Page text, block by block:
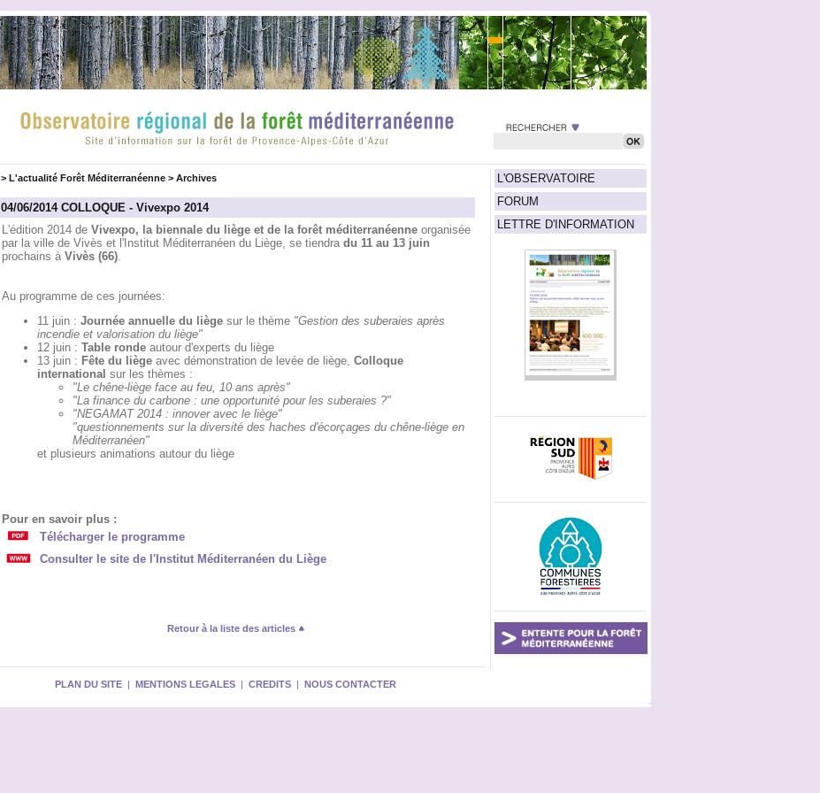
L'OBSERVATOIRE
FORUM
LETTRE D'INFORMATION
> L'actualité Forêt Méditerranéenne> Archives
04/06/2014 COLLOQUE - Vivexpo 2014
L'édition 2014 de Vivexpo, la biennale du liège et de la forêt méditerranéenneorganisée
par la ville de Vivès et l'Institut Méditerranéen du Liège, se tiendra du 11 au 13 juin
prochains à Vivès (66).
Au programme de ces journées:
11 juin : Journée annuelle du liègesur le thème "Gestion des suberaies après
incendie et valorisation du liège"
12 juin : Table rondeautour d'experts du liège
13 juin : Fête du liègeavec démonstration de levée de liège, Colloque
international sur les thèmes :
"Le chêne-liège face au feu, 10 ans après"
"La finance du carbone : une opportunité pour les suberaies ?"
"NEGAMAT 2014 : innover avec le liège"
"questionnements sur la diversité des haches d'écorçages du chêne-liège en
Méditerranéen"
et plusieurs animations autour du liège
Pour en savoir plus :
Télécharger le programme
Consulter le site de l'Institut Méditerranéen du Liège
Retour à la liste des articles
PLAN DU SITE | MENTIONS LEGALES | CREDITS | NOUS CONTACTER